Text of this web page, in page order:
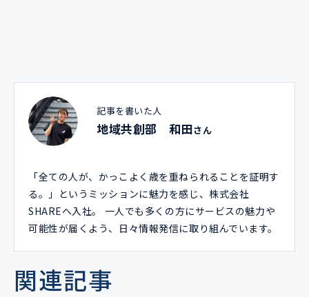
記事を書いた人
地域共創部 和田さん
「全ての人が、かっこよく歳を重ねられることを証明す
る。」というミッションに魅力を感じ、株式会社
SHAREへ入社。 一人でも多くの方にサービスの魅力や
可能性が届くよう、日々情報発信に取り組んでいます。
関連記事